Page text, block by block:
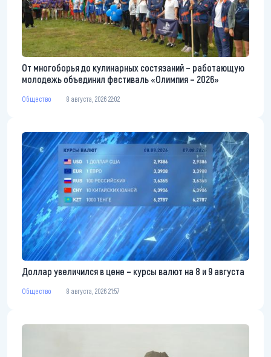
От многоборья до кулинарных состязаний – работающую
молодежь объединил фестиваль «Олимпия – 2026»
Общество 8 августа, 2026 22:02
Доллар увеличился в цене – курсы валют на 8 и 9 августа
Общество 8 августа, 2026 21:57